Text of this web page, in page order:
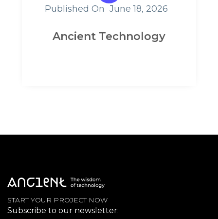
Published On June 18, 2026
Ancient Technology
START YOUR PROJECT NOW
Subscribe to our newsletter: